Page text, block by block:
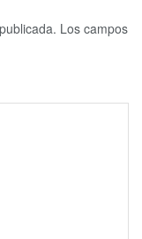
Los campos